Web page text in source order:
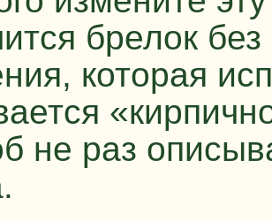
брелок
которая
не раз